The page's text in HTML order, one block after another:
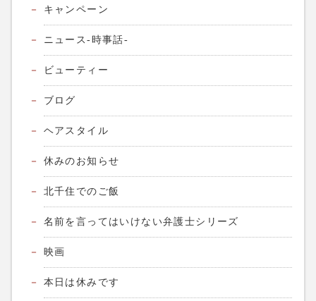
キャンペーン
ニュース-時事話-
ビューティー
ブログ
ヘアスタイル
休みのお知らせ
北千住でのご飯
名前を言ってはいけない弁護士シリーズ
映画
本日は休みです